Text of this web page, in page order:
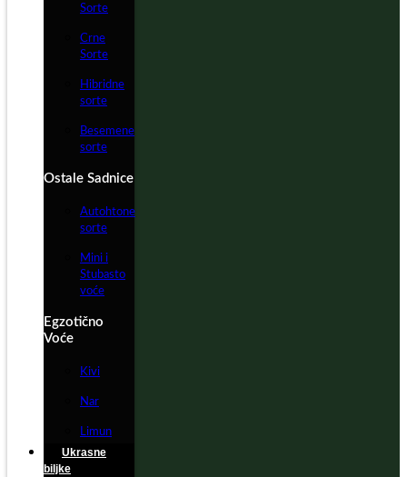
Sorte
Crne
Sorte
Hibridne
sorte
Besemene
sorte
Ostale Sadnice
Autohtone
sorte
Mini i
Stubasto
voće
Egzotično
Voće
Kivi
Nar
Limun
Ukrasne
biljke